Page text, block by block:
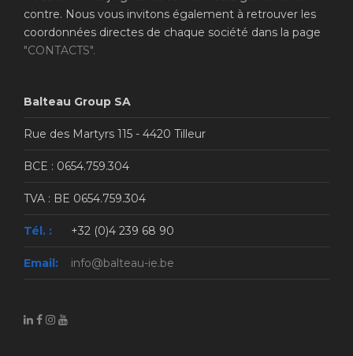
contre. Nous vous invitons également à retrouver les
coordonnées directes de chaque société dans la page
"CONTACTS".
Balteau Group SA
Rue des Martyrs 115 - 4420 Tilleur
BCE : 0654.759.304
TVA : BE 0654.759.304
Tél. : +32 (0)4 239 68 90
Email: info@balteau-ie.be